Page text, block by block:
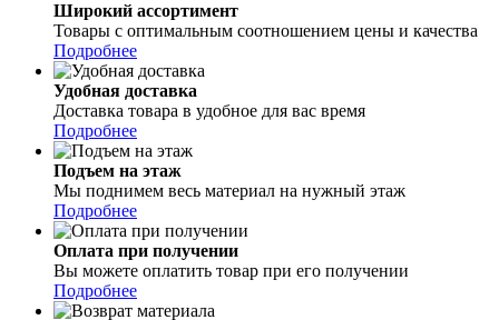
Широкий ассортимент
Товары с оптимальным соотношением цены и качества
Подробнее
Удобная доставка
Доставка товара в удобное для вас время
Подробнее
Подъем на этаж
Мы поднимем весь материал на нужный этаж
Подробнее
Оплата при получении
Вы можете оплатить товар при его получении
Подробнее